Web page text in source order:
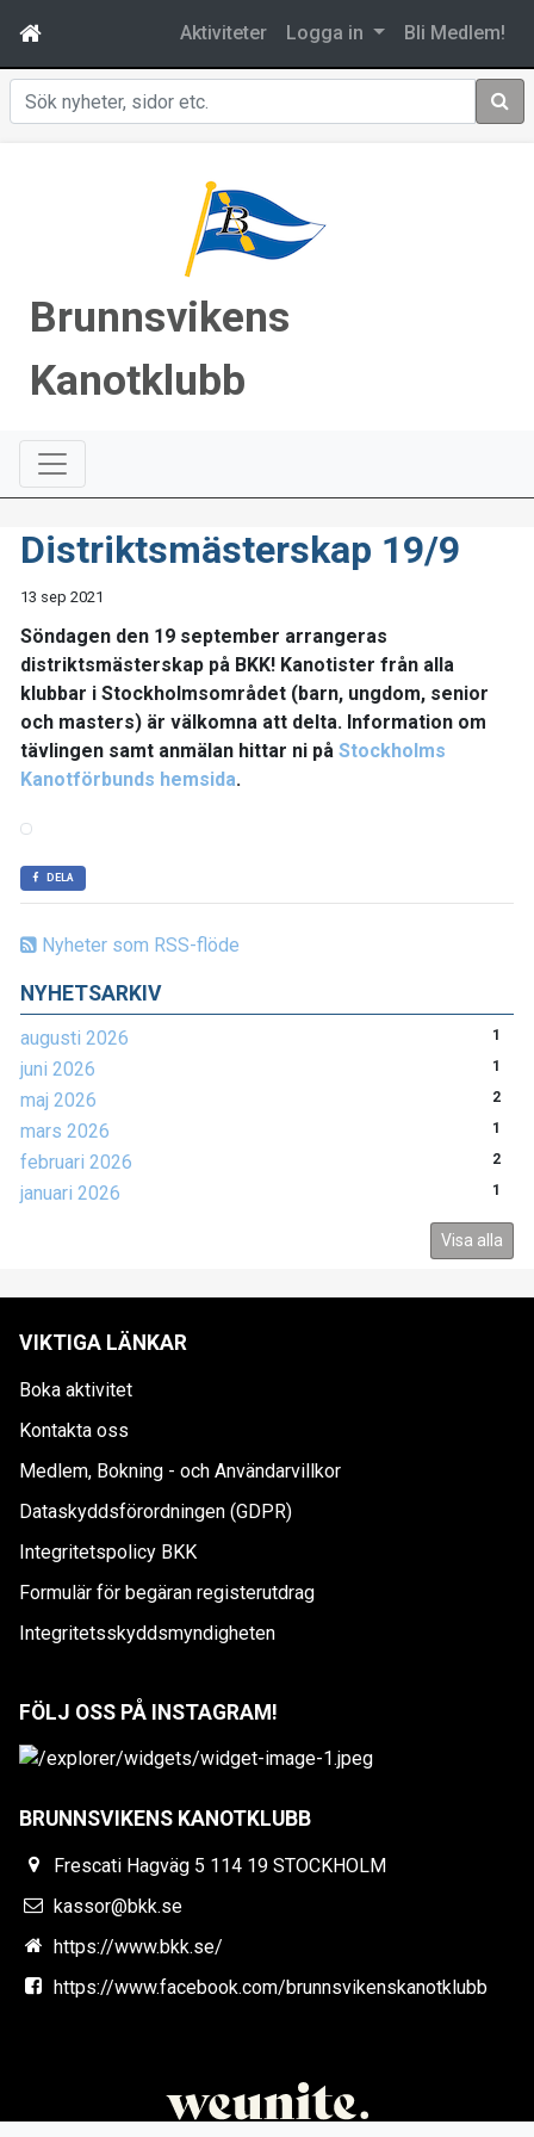
Aktiviteter Logga in Bli Medlem!
Sök
Brunnsvikens
Kanotklubb
Nyheter som RSS-flöde
NYHETSARKIV
augusti 2026 1
juni 2026 1
maj 2026 2
mars 2026 1
februari 2026 2
januari 2026 1
Visa alla
Distriktsmästerskap 19/9
13 sep 2021
Söndagen den 19 september arrangeras
distriktsmästerskap på BKK! Kanotister från alla
klubbar i Stockholmsområdet (barn, ungdom, senior
och masters) är välkomna att delta. Information om
tävlingen samt anmälan hittar ni på Stockholms
Kanotförbunds hemsida.
DELA
VIKTIGA LÄNKAR
Boka aktivitet
Kontakta oss
Medlem, Bokning - och Användarvillkor
Dataskyddsförordningen (GDPR)
Integritetspolicy BKK
Formulär för begäran registerutdrag
Integritetsskyddsmyndigheten
FÖLJ OSS PÅ INSTAGRAM!
BRUNNSVIKENS KANOTKLUBB
Frescati Hagväg 5 114 19 STOCKHOLM
kassor@bkk.se
https://www.bkk.se/
https://www.facebook.com/brunnsvikenskanotklubb